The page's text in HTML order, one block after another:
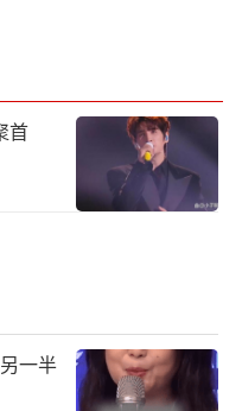
首
一半